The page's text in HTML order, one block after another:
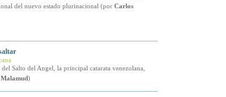
del nuevo estado plurinacional (por Carlos
Salto del Angel, la principal catarata venezolana,
)